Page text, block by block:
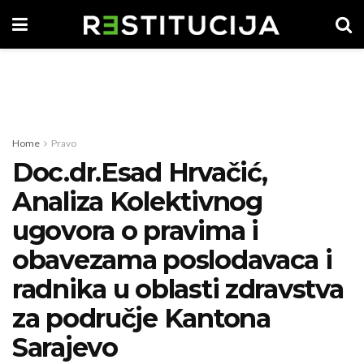
Home Pravo
Doc.dr.Esad Hrvačić,
Analiza Kolektivnog
ugovora o pravima i
obavezama poslodavaca i
radnika u oblasti zdravstva
za područje Kantona
Sarajevo